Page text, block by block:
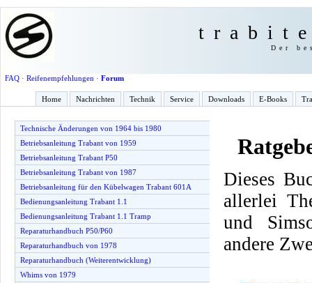
Der
FAQ· Reifenempfehlungen · Forum
Home Nachrichten Technik Service Downloads E-Books
Technische Änderungen von 1964 bis 1980
Betriebsanleitung Trabant von 1959
Betriebsanleitung Trabant P50
Betriebsanleitung Trabant von 1987
Betriebsanleitung für den Kübelwagen Trabant 601A
Bedienungsanleitung Trabant 1.1
Bedienungsanleitung Trabant 1.1 Tramp
Reparaturhandbuch P50/P60
Reparaturhandbuch von 1978
Reparaturhandbuch (Weiterentwicklung)
Whims von 1979
Dieses
allerlei
und
andere